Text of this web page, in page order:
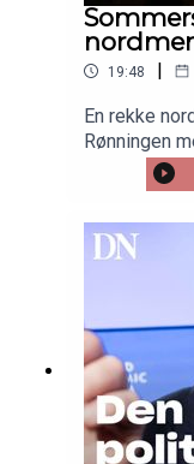
19:48 |
En rekke
Rønningen
sveitsisk
journalist
med oss
Dagens
tilbake i uke